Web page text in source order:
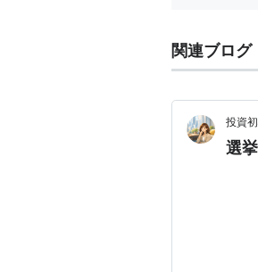
関連ブログ
投資
選